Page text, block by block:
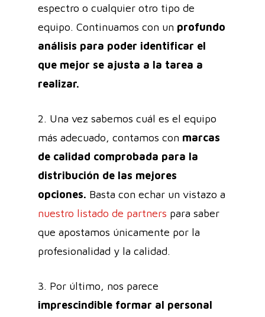
espectro o cualquier otro tipo de
equipo. Continuamos con un profundo
análisis para poder identificar el
que mejor se ajusta a la tarea a
realizar.
2. Una vez sabemos cuál es el equipo
más adecuado, contamos con marcas
de calidad comprobada para la
distribución de las mejores
opciones. Basta con echar un vistazo a
nuestro listado de partners para saber
que apostamos únicamente por la
profesionalidad y la calidad.
3. Por último, nos parece
imprescindible formar al personal